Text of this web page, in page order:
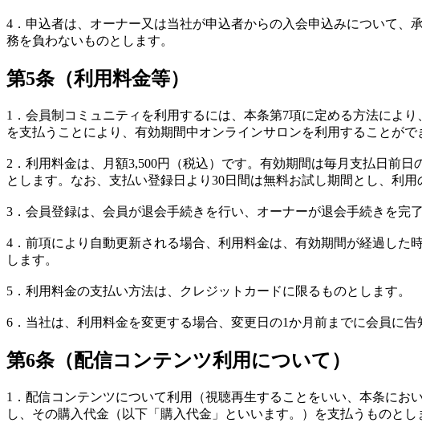
4．申込者は、オーナー又は当社が申込者からの入会申込みについて
務を負わないものとします。
第5条（利用料金等）
1．会員制コミュニティを利用するには、本条第7項に定める方法によ
を支払うことにより、有効期間中オンラインサロンを利用することがで
2．利用料金は、月額3,500円（税込）です。有効期間は毎月支払日前
とします。なお、支払い登録日より30日間は無料お試し期間とし、利
3．会員登録は、会員が退会手続きを行い、オーナーが退会手続きを完
4．前項により自動更新される場合、利用料金は、有効期間が経過し
します。
5．利用料金の支払い方法は、クレジットカードに限るものとします。
6．当社は、利用料金を変更する場合、変更日の1か月前までに会員に
第6条（配信コンテンツ利用について）
1．配信コンテンツについて利用（視聴再生することをいい、本条に
し、その購入代金（以下「購入代金」といいます。）を支払うものとし